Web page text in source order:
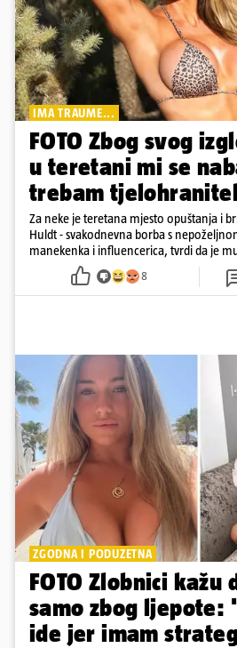
IMA TRAUME...
FOTO Zbog svog
u teretani mi se
trebam
Za neke je teretana mjesto opuštanja i
Huldt - svakodnevna borba s
manekenka i influencerica, tvrdi da je
kad dođe na trening
8
ZGODNA I PODUZETNA
FOTO Zlobnici kažu
samo zbog ljepote:
ide jer imam